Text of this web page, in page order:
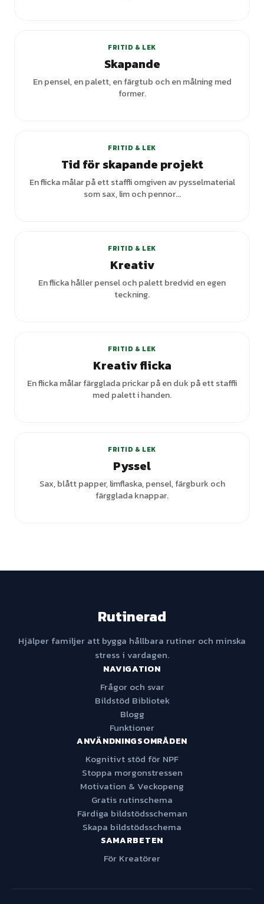
FRITID & LEK
Skapande
En pensel, en palett, en färgtub och en målning med
former.
FRITID & LEK
Tid för skapande projekt
En flicka målar på ett staffli omgiven av pysselmaterial
som sax, lim och pennor...
FRITID & LEK
Kreativ
En flicka håller pensel och palett bredvid en egen
teckning.
FRITID & LEK
Kreativ flicka
En flicka målar färgglada prickar på en duk på ett staffli
med palett i handen.
FRITID & LEK
Pyssel
Sax, blått papper, limflaska, pensel, färgburk och
färgglada knappar.
Rutinerad
Hjälper familjer att bygga hållbara rutiner och minska
stress i vardagen.
NAVIGATION
Frågor och svar
Bildstöd Bibliotek
Blogg
Funktioner
ANVÄNDNINGSOMRÅDEN
Kognitivt stöd för NPF
Stoppa morgonstressen
Motivation & Veckopeng
Gratis rutinschema
Färdiga bildstödsscheman
Skapa bildstödsschema
SAMARBETEN
För Kreatörer